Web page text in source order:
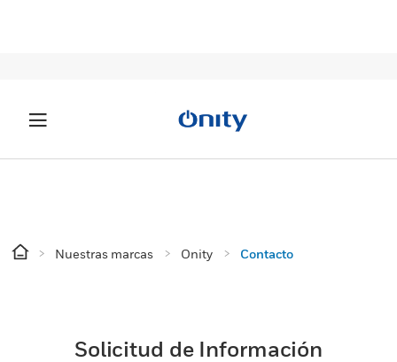
Nuestras marcas Onity Contacto
Solicitud de Información